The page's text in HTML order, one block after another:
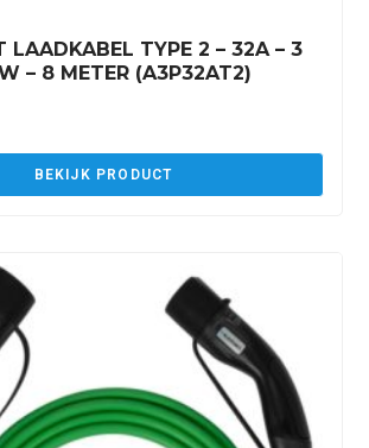
LAADKABEL TYPE 2 – 32A – 3
– 8 METER (A3P32AT2)
BEKIJK PRODUCT